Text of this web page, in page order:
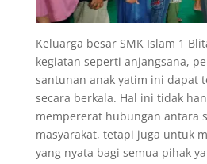
Keluarga besar SMK Islam 1
kegiatan seperti anjangsana,
santunan anak yatim ini dapat
secara berkala. Hal ini tidak
mempererat hubungan antara
masyarakat, tetapi juga untuk
yang nyata bagi semua pihak